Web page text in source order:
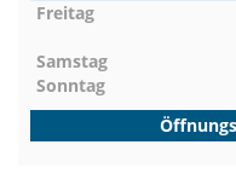
Freitag
Samstag
Sonntag